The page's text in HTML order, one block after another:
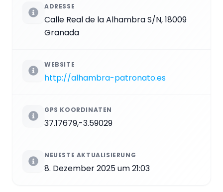
ADRESSE
Calle Real de la Alhambra S/N, 18009
Granada
WEBSITE
http://alhambra-patronato.es
GPS KOORDINATEN
37.17679,-3.59029
NEUESTE AKTUALISIERUNG
8. Dezember 2025 um 21:03